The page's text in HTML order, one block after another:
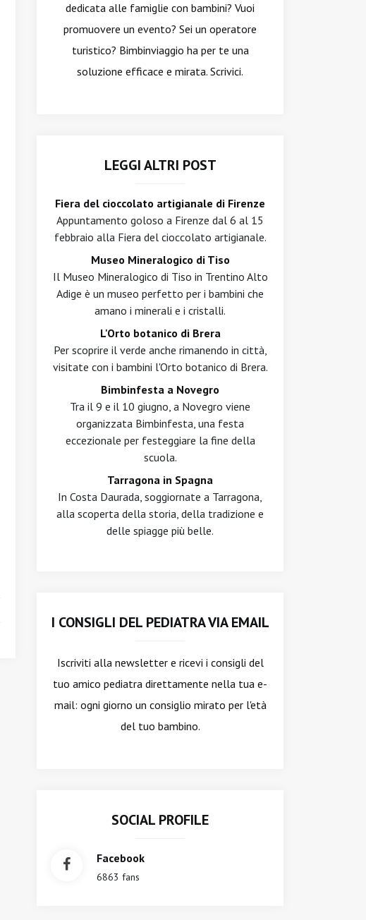
dedicata alle famiglie con bambini? Vuoi
promuovere un evento? Sei un operatore
turistico? Bimbinviaggio ha per te una
soluzione efficace e mirata. Scrivici.
LEGGI ALTRI POST
Fiera del cioccolato artigianale di Firenze
Appuntamento goloso a Firenze dal 6 al 15
febbraio alla Fiera del cioccolato artigianale.
Museo Mineralogico di Tiso
Il Museo Mineralogico di Tiso in Trentino Alto
Adige è un museo perfetto per i bambini che
amano i minerali e i cristalli.
L'Orto botanico di Brera
Per scoprire il verde anche rimanendo in città,
visitate con i bambini l'Orto botanico di Brera.
Bimbinfesta a Novegro
Tra il 9 e il 10 giugno, a Novegro viene
organizzata Bimbinfesta, una festa
eccezionale per festeggiare la fine della
scuola.
Tarragona in Spagna
In Costa Daurada, soggiornate a Tarragona,
alla scoperta della storia, della tradizione e
delle spiagge più belle.
I CONSIGLI DEL PEDIATRA VIA EMAIL
Iscriviti alla newslettere ricevi i consigli del
tuo amico pediatra direttamente nella tua e-
mail: ogni giorno un consiglio mirato per l'età
del tuo bambino.
SOCIAL PROFILE
Facebook
6863 fans